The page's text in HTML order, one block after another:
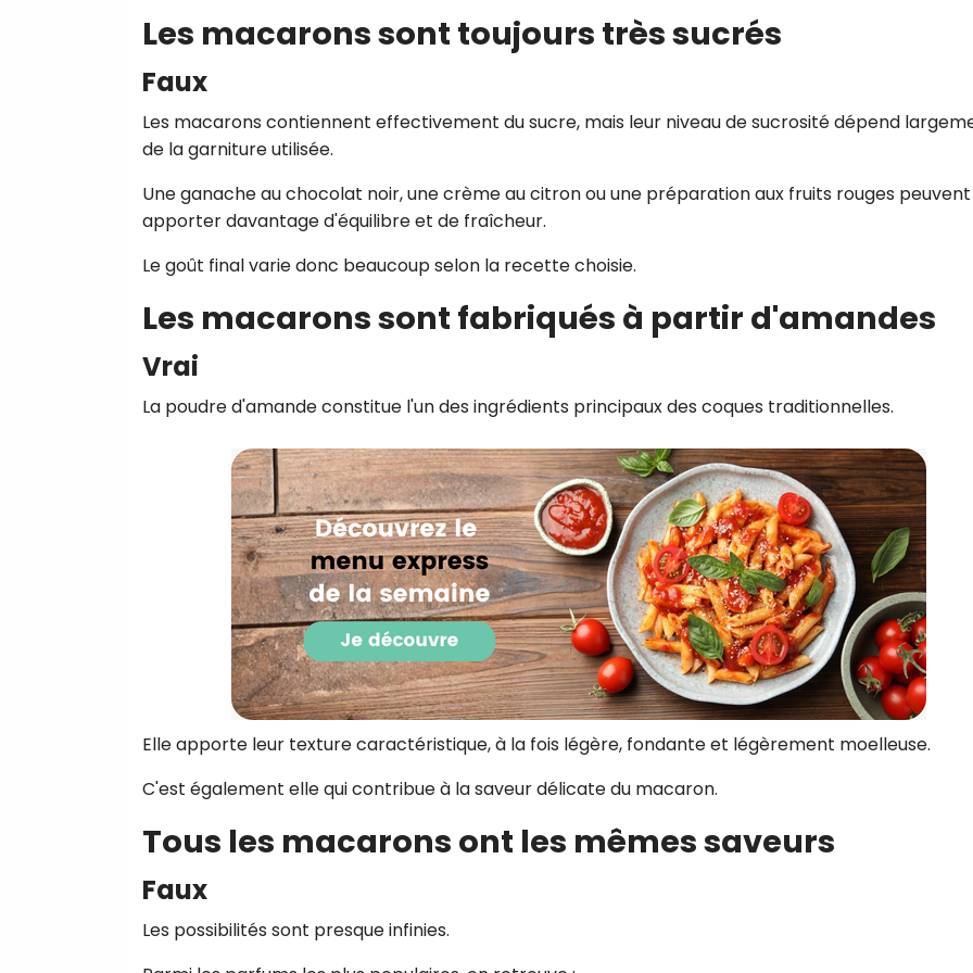
Les macarons sont toujours très sucrés
Faux
Les macarons contiennent effectivement du sucre, mais leur niveau de sucrosité dépend
de la garniture utilisée.
Une ganache au chocolat noir, une crème au citron ou une préparation aux fruits rouges peuvent
apporter davantage d'équilibre et de fraîcheur.
Le goût final varie donc beaucoup selon la recette choisie.
Les macarons sont fabriqués à partir d'amandes
Vrai
La poudre d'amande constitue l'un des ingrédients principaux des coques traditionnelles.
Elle apporte leur texture caractéristique, à la fois légère, fondante et légèrement moelleuse.
C'est également elle qui contribue à la saveur délicate du macaron.
Tous les macarons ont les mêmes saveurs
Faux
Les possibilités sont presque infinies.